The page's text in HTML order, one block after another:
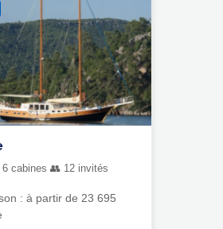
cabines 👥 12 invités
: à partir de 23 695